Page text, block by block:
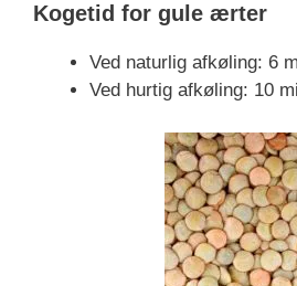
Kogetid for gule ærter
Ved naturlig afkøling: 6
Ved hurtig afkøling: 10